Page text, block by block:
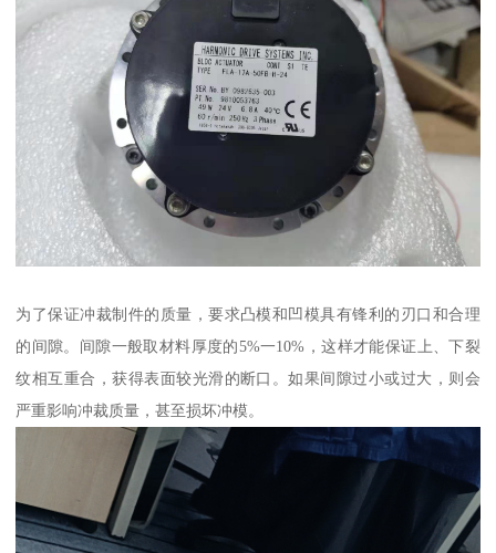
为了保证冲裁制件的质量，要求凸模和凹模具有锋利的刃口和合理
的间隙。间隙一般取材料厚度的5%一10%，这样才能保证上、下裂
纹相互重合，获得表面较光滑的断口。如果间隙过小或过大，则会
严重影响冲裁质量，甚至损坏冲模。